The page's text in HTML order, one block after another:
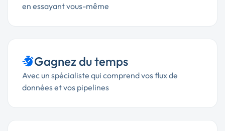
en essayant vous-même
Gagnez du temps
Avec un spécialiste qui comprend vos flux de
données et vos pipelines